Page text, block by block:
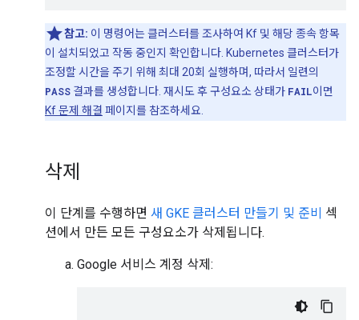
참고: 이 명령어는 클러스터를 조사하여 Kf 및 해당 종속 항목
이 설치되었고 작동 중인지 확인합니다. Kubernetes 클러스터가
조정할 시간을 주기 위해 최대 20회 실행하며, 따라서 일련의
PASS 결과를 생성합니다. 재시도 후 구성요소 상태가 FAIL이면
Kf 문제 해결 페이지를 참조하세요.
삭제
이 단계를 수행하면 새 GKE 클러스터 만들기 및 준비 섹
션에서 만든 모든 구성요소가 삭제됩니다.
Google 서비스 계정 삭제: